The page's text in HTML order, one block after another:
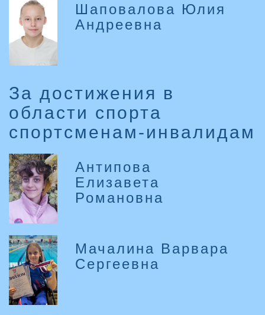
Шаповалова Юлия
Андреевна
За достижения в
области спорта
спортсменам-инвалидам
Антипова
Елизавета
Романовна
Мачалина Варвара
Сергеевна